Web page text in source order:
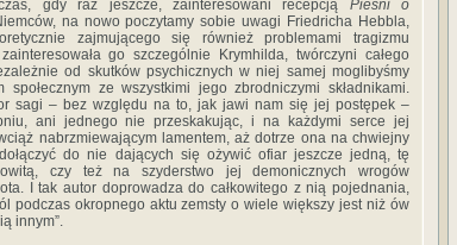
gdy raz jeszcze, zainteresowani recepcją Pieśni o
na nowo poczytamy sobie uwagi Friedricha Hebbla,
zajmującego się również problemami tragizmu
go szczególnie Krymhilda, twórczyni całego
od skutków psychicznych w niej samej moglibyśmy
społecznym ze wszystkimi jego zbrodniczymi składnikami.
sagi – bez względu na to, jak jawi nam się jej postępek –
ani jednego nie przeskakując, i na każdymi serce jej
nabrzmiewającym lamentem, aż dotrze ona na chwiejny
do nie dających się ożywić ofiar jeszcze jedną, tę
czy też na szyderstwo jej demonicznych wrogów
I tak autor doprowadza do całkowitego z nią pojednania,
podczas okropnego aktu zemsty o wiele większy jest niż ów
innym”.